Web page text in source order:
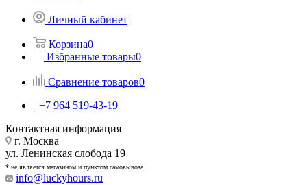
Личный кабинет
Корзина0
Избранные товары0
Сравнение товаров0
+7 964 519-43-19
Контактная информация
г. Москва
ул. Ленинская слобода 19
* не является магазином и пунктом самовывоза
info@luckyhours.ru